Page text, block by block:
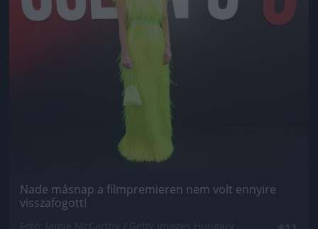
Nade másnap a filmpremieren nem volt ennyire
visszafogott!